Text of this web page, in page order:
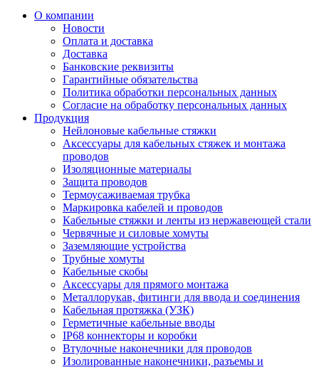
О компании
Новости
Оплата и доставка
Доставка
Банковские реквизиты
Гарантийные обязательства
Политика обработки персональных данных
Согласие на обработку персональных данных
Продукция
Нейлоновые кабельные стяжки
Аксессуары для кабельных стяжек и монтажа
проводов
Изоляционные материалы
Защита проводов
Термоусаживаемая трубка
Маркировка кабелей и проводов
Кабельные стяжки и ленты из нержавеющей стали
Червячные и силовые хомуты
Заземляющие устройства
Трубные хомуты
Кабельные скобы
Аксессуары для прямого монтажа
Металлорукав, фитинги для ввода и соединения
Кабельная протяжка (УЗК)
Герметичные кабельные вводы
IP68 коннекторы и коробки
Втулочные наконечники для проводов
Изолированные наконечники, разъемы и